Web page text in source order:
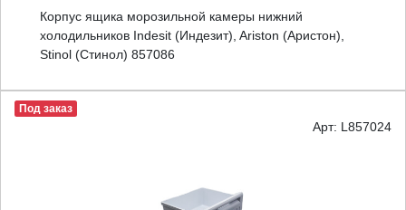
Корпус ящика морозильной камеры нижний
холодильников Indesit (Индезит), Ariston (Аристон),
Stinol (Стинол) 857086
Под заказ
Арт: L857024